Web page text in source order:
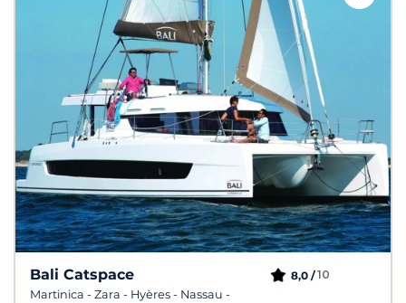
Bali Catspace
Martinica - Zara - Hyères - Nassau -
8,0 /10